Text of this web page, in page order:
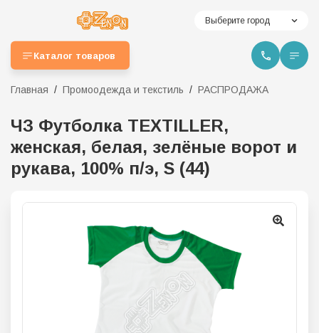
Выберите город
Каталог товаров
Главная Промоодежда и текстиль РАСПРОДАЖА
ЧЗ Футболка TEXTILLER,
женская, белая, зелёные ворот и
рукава, 100% п/э, S (44)